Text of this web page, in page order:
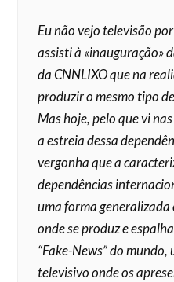
Eu não vejo televisão
assisti à «inauguração»
da CNNLIXO que na
produzir o mesmo tipo
Mas hoje, pelo que vi
a estreia dessa
vergonha que a
dependências
uma forma generalizada
onde se produz e
“Fake-News” do
televisivo onde os